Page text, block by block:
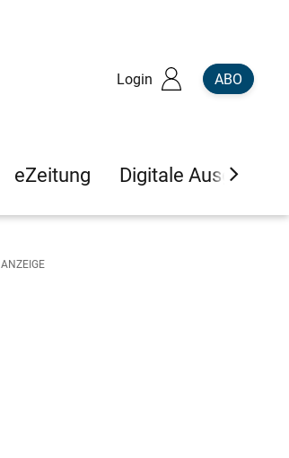
Login ABO
eZeitung Digitale Ausgaben